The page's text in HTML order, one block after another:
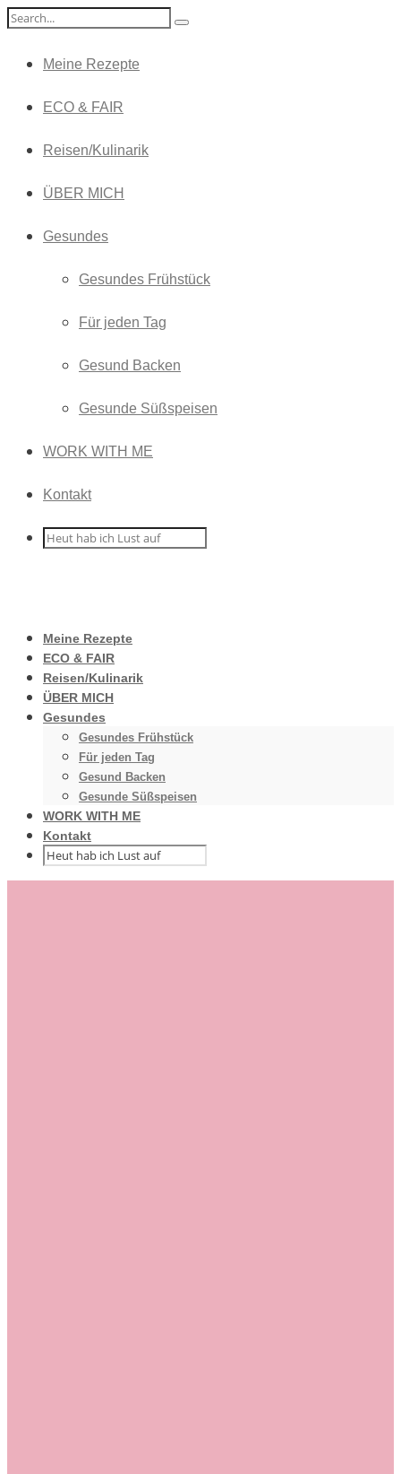
Meine Rezepte
ECO & FAIR
Reisen/Kulinarik
ÜBER MICH
Gesundes
Gesundes Frühstück
Für jeden Tag
Gesund Backen
Gesunde Süßspeisen
WORK WITH ME
Kontakt
Meine Rezepte
ECO & FAIR
Reisen/Kulinarik
ÜBER MICH
Gesundes
Gesundes Frühstück
Für jeden Tag
Gesund Backen
Gesunde Süßspeisen
WORK WITH ME
Kontakt